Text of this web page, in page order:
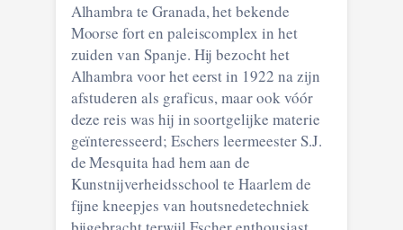
Alhambra te Granada, het bekende
Moorse fort en paleiscomplex in het
zuiden van Spanje. Hij bezocht het
Alhambra voor het eerst in 1922 na zijn
afstuderen als graficus, maar ook vóór
deze reis was hij in soortgelijke materie
geïnteresseerd; Eschers leermeester S.J.
de Mesquita had hem aan de
Kunstnijverheidsschool te Haarlem de
fijne kneepjes van houtsnedetechniek